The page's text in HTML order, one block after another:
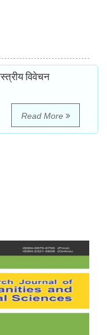
विवेचन
Read More